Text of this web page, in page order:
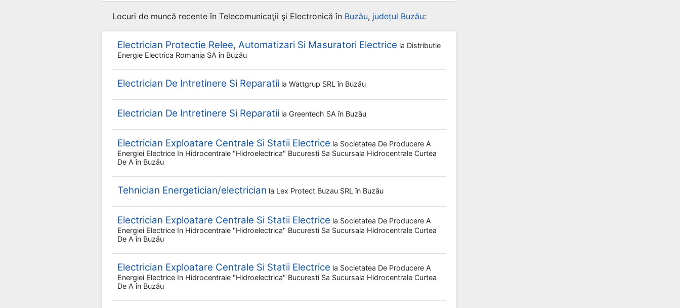
Locuri de muncă recente în Telecomunicaţii şi Electronică în Buzău, județul Buzău:
Electrician Protectie Relee, Automatizari Si Masuratori Electrice la Distributie
Energie Electrica Romania SA în Buzău
Electrician De Intretinere Si Reparatii la Wattgrup SRL în Buzău
Electrician De Intretinere Si Reparatii la Greentech SA în Buzău
Electrician Exploatare Centrale Si Statii Electrice la Societatea De Producere A
Energiei Electrice In Hidrocentrale "hidroelectrica" Bucuresti Sa Sucursala Hidrocentrale Curtea
De A în Buzău
Tehnician Energetician/electrician la Lex Protect Buzau SRL în Buzău
Electrician Exploatare Centrale Si Statii Electrice la Societatea De Producere A
Energiei Electrice In Hidrocentrale "hidroelectrica" Bucuresti Sa Sucursala Hidrocentrale Curtea
De A în Buzău
Electrician Exploatare Centrale Si Statii Electrice la Societatea De Producere A
Energiei Electrice In Hidrocentrale "hidroelectrica" Bucuresti Sa Sucursala Hidrocentrale Curtea
De A în Buzău